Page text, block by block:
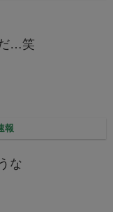
…笑
報
な